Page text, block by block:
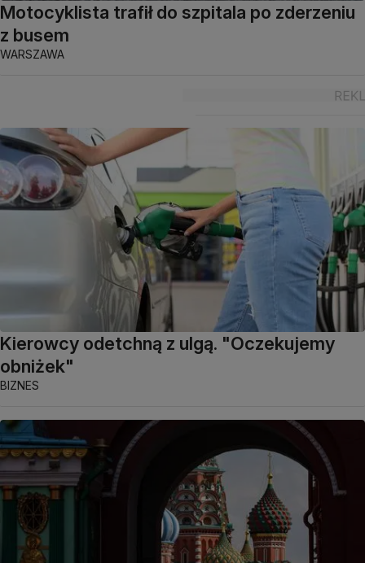
Motocyklista trafił do szpitala po zderzeniu
z busem
WARSZAWA
Kierowcy odetchną z ulgą. "Oczekujemy
obniżek"
BIZNES